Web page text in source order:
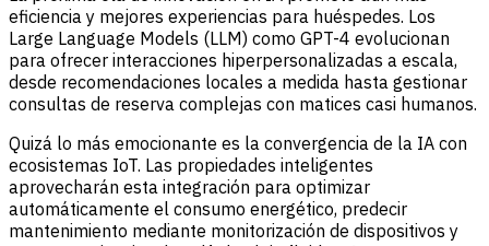
eficiencia y mejores experiencias para huéspedes. Los
Large Language Models (LLM) como GPT-4 evolucionan
para ofrecer interacciones hiperpersonalizadas a escala,
desde recomendaciones locales a medida hasta gestionar
consultas de reserva complejas con matices casi humanos.
Quizá lo más emocionante es la convergencia de la IA con
ecosistemas IoT. Las propiedades inteligentes
aprovecharán esta integración para optimizar
automáticamente el consumo energético, predecir
mantenimiento mediante monitorización de dispositivos y